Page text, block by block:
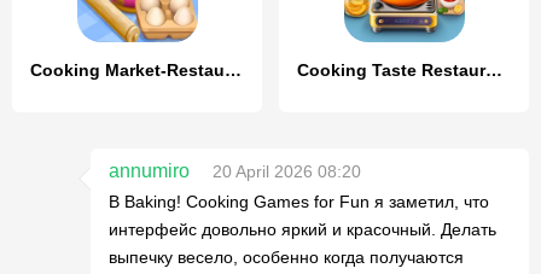
Cooking Market-Restaurant Game Cooking Taste Restaurant Games
annumiro
20 April 2026 08:20
В Baking! Cooking Games for Fun я заметил, что
интерфейс довольно яркий и красочный. Делать
выпечку весело, особенно когда получаются